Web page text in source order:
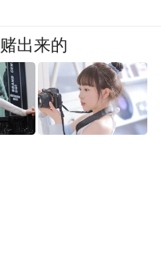
出来的